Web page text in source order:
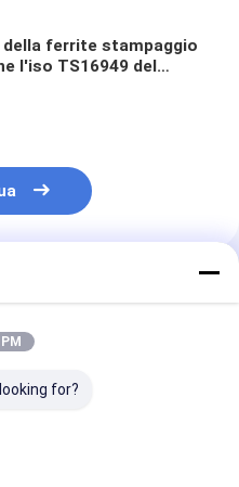
della ferrite stampaggio
l'iso TS16949 del
for?